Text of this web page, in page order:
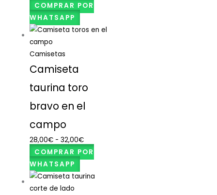
COMPRAR POR
WHATSAPP
Camisetas
Camiseta
taurina toro
bravo en el
campo
28,00€ - 32,00€
COMPRAR POR
WHATSAPP